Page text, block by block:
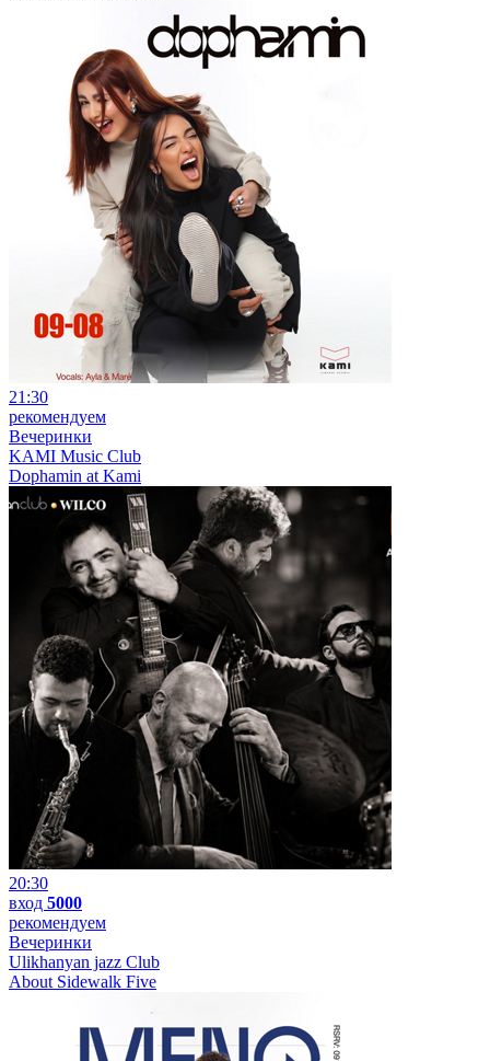
21:30
рекомендуем
Вечеринки
KAMI Music Club
Dophamin at Kami
20:30
вход 5000
рекомендуем
Вечеринки
Ulikhanyan jazz Club
About Sidewalk Five